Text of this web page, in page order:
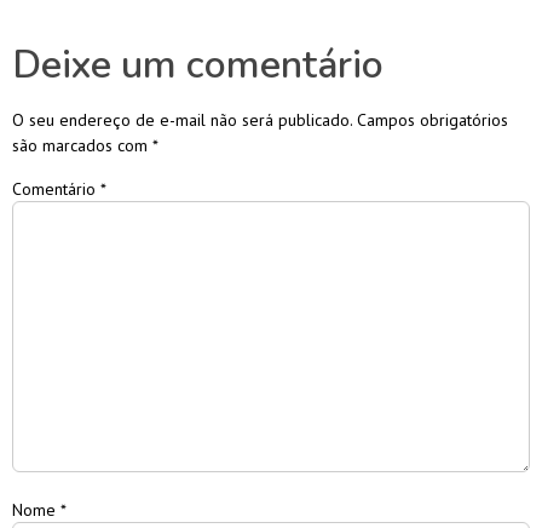
Deixe um comentário
O seu endereço de e-mail não será publicado. Campos obrigatórios
são marcados com *
Comentário *
Nome *